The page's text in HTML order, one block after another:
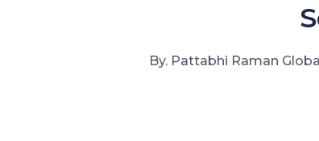
By. Pattabhi Raman